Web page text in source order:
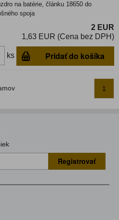
na batérie, článku 18650 do
spoja
2 EUR
1,63 EUR (Cena bez DPH)
ks Pridať do košíka
1
Registrovať